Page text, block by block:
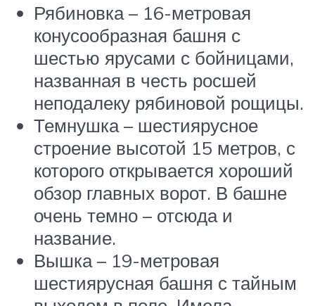
Рябиновка – 16-метровая
конусообразная башня с
шестью ярусами с бойницами,
названная в честь росшей
неподалеку рябиновой рощицы.
Темнушка – шестиярусное
строение высотой 15 метров, с
которого открывается хороший
обзор главных ворот. В башне
очень темно – отсюда и
название.
Вышка – 19-метровая
шестиярусная башня с тайным